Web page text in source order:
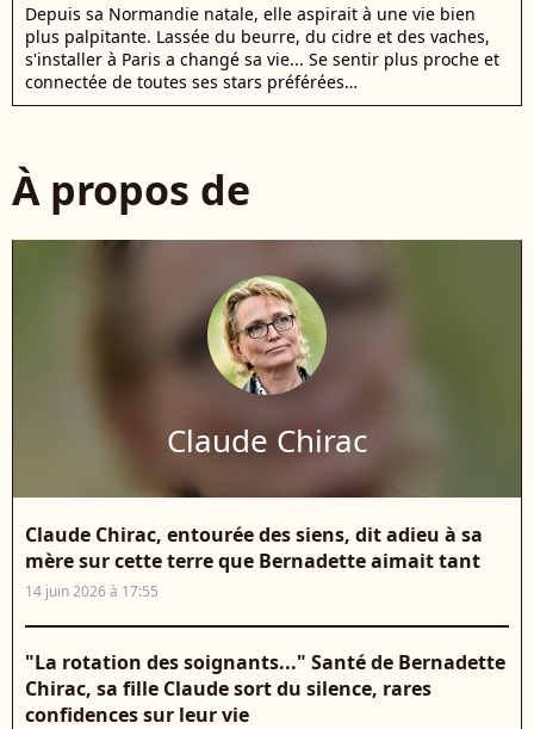
Depuis sa Normandie natale, elle aspirait à une vie bien
plus palpitante. Lassée du beurre, du cidre et des vaches,
s'installer à Paris a changé sa vie... Se sentir plus proche et
connectée de toutes ses stars préférées…
À propos de
Claude Chirac
Claude Chirac, entourée des siens, dit adieu à sa
mère sur cette terre que Bernadette aimait tant
14 juin 2026 à 17:55
"La rotation des soignants..." Santé de Bernadette
Chirac, sa fille Claude sort du silence, rares
confidences sur leur vie